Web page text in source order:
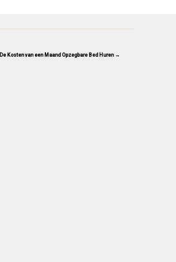
De Kosten van een Maand Opzegbare Bed Huren →